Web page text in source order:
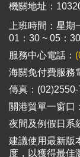
機關地址：
上班時間：星
01：30 ~ 05：30
服務中心電話：
海關免付費服務
傳真：
關港貿單一窗口
夜間及例假日系
建議使用最新版
度，以獲得最佳